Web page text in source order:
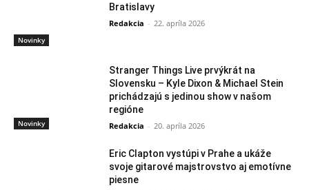
Novinky
Bratislavy
Redakcia - 22. apríla 2026
Novinky
Stranger Things Live prvýkrát na
Slovensku – Kyle Dixon & Michael Stein
prichádzajú s jedinou show v našom
regióne
Redakcia - 20. apríla 2026
Eric Clapton vystúpi v Prahe a ukáže
svoje gitarové majstrovstvo aj emotívne
piesne